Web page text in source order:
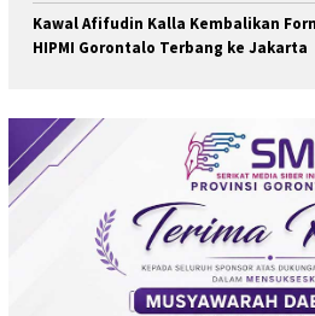
Kawal Afifudin Kalla Kembalikan
HIPMI Gorontalo Terbang ke Jakarta